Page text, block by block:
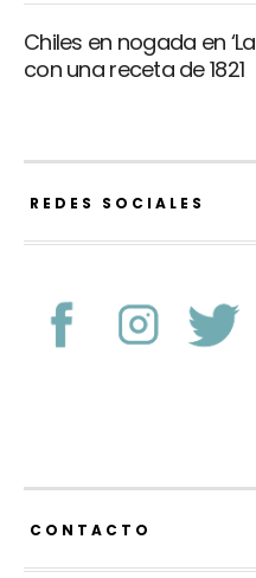
Chiles en nogada en
con una receta de 1821
REDES SOCIALES
CONTACTO